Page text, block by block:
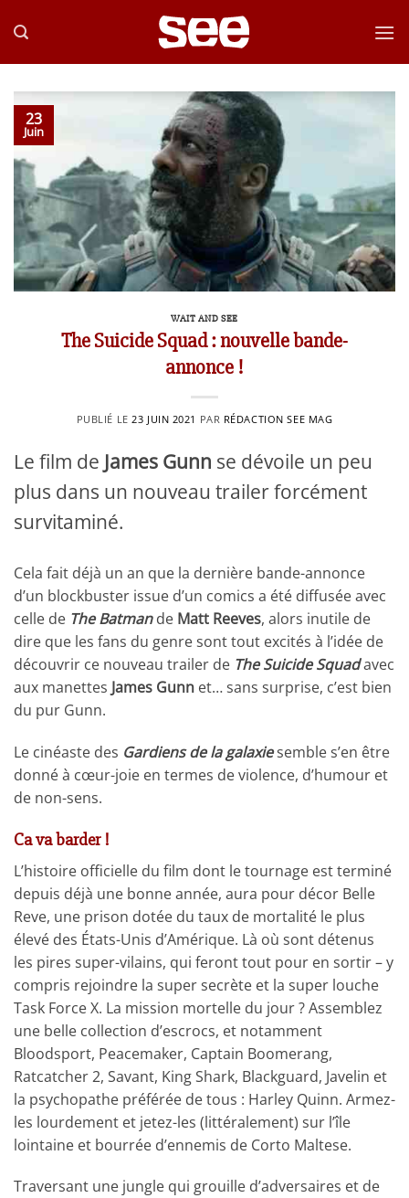
au
23
Juin
WAIT AND SEE
The Suicide Squad : nouvelle bande-
annonce !
PUBLIÉ LE23 JUIN 2021 PAR RÉDACTION SEE MAG
Le film de James Gunn se dévoile un peu
plus dans un nouveau trailer forcément
survitaminé.
Cela fait déjà un an que la dernière bande-annonce
d’un blockbuster issue d’un comics a été diffusée avec
celle de The Batmande Matt Reeves, alors inutile de
dire que les fans du genre sont tout excités à l’idée de
découvrir ce nouveau trailer de The Suicide Squadavec
aux manettes James Gunn et… sans surprise, c’est bien
du pur Gunn.
Le cinéaste des Gardiens de la galaxiesemble s’en être
donné à cœur-joie en termes de violence, d’humour et
de non-sens.
Ca va barder !
L’histoire officielle du film dont le tournage est terminé
depuis déjà une bonne année, aura pour décor Belle
Reve, une prison dotée du taux de mortalité le plus
élevé des États-Unis d’Amérique. Là où sont détenus
les pires super-vilains, qui feront tout pour en sortir – y
compris rejoindre la super secrète et la super louche
Task Force X. La mission mortelle du jour ? Assemblez
une belle collection d’escrocs, et notamment
Bloodsport, Peacemaker, Captain Boomerang,
Ratcatcher 2, Savant, King Shark, Blackguard, Javelin et
la psychopathe préférée de tous : Harley Quinn. Armez-
les lourdement et jetez-les (littéralement) sur l’île
lointaine et bourrée d’ennemis de Corto Maltese.
Traversant une jungle qui grouille d’adversaires et de